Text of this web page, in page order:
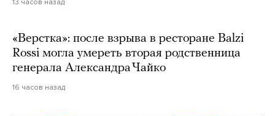
13 часов назад
«Верстка»: после взрыва в ресторане Balzi
Rossi могла умереть вторая родственница
генерала Александра Чайко
16 часов назад